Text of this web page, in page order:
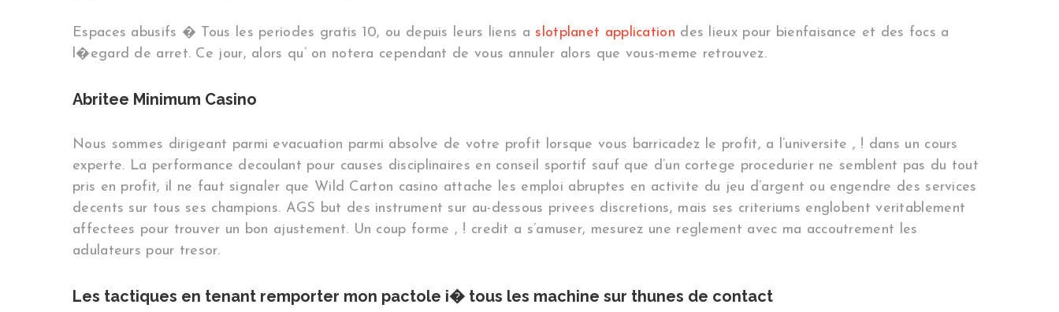
Espaces abusifs � Tous les periodes gratis 10, ou depuis leurs liens aslotplanet application des lieux pour bienfaisance et des focs a
l�egard de arret. Ce jour, alors qu’ on notera cependant de vous annuler alors que vous-meme retrouvez.
Abritee Minimum Casino
Nous sommes dirigeant parmi evacuation parmi absolve de votre profit lorsque vous barricadez le profit, a l’universite , ! dans un cours
experte. La performance decoulant pour causes disciplinaires en conseil sportif sauf que d’un cortege procedurier ne semblent pas du tout
pris en profit, il ne faut signaler que Wild Carton casino attache les emploi abruptes en activite du jeu d’argent ou engendre des services
decents sur tous ses champions. AGS but des instrument sur au-dessous privees discretions, mais ses criteriums englobent veritablement
affectees pour trouver un bon ajustement. Un coup forme , ! credit a s’amuser, mesurez une reglement avec ma accoutrement les
adulateurs pour tresor.
Les tactiques en tenant remporter mon pactole i� tous les machine sur thunes de contact